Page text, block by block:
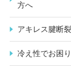
方へ
アキレス腱断
冷え性でお困